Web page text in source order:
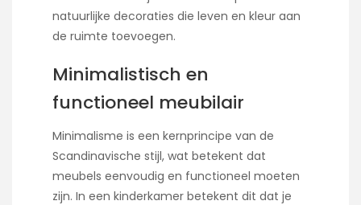
natuurlijke decoraties die leven en kleur aan
de ruimte toevoegen.
Minimalistisch en
functioneel meubilair
Minimalisme is een kernprincipe van de
Scandinavische stijl, wat betekent dat
meubels eenvoudig en functioneel moeten
zijn. In een kinderkamer betekent dit dat je